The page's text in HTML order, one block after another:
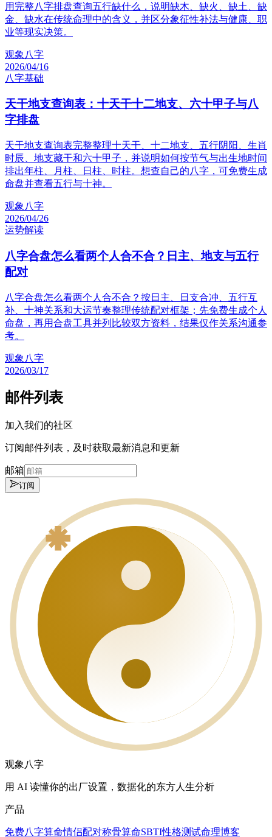
用完整八字排盘查询五行缺什么，说明缺木、缺火、缺土、缺
金、缺水在传统命理中的含义，并区分象征性补法与健康、职
业等现实决策。
观象八字
2026/04/16
八字基础
天干地支查询表：十天干十二地支、六十甲子与八
字排盘
天干地支查询表完整整理十天干、十二地支、五行阴阳、生肖
时辰、地支藏干和六十甲子，并说明如何按节气与出生地时间
排出年柱、月柱、日柱、时柱。想查自己的八字，可免费生成
命盘并查看五行与十神。
观象八字
2026/04/26
运势解读
八字合盘怎么看两个人合不合？日主、地支与五行
配对
八字合盘怎么看两个人合不合？按日主、日支合冲、五行互
补、十神关系和大运节奏整理传统配对框架；先免费生成个人
命盘，再用合盘工具并列比较双方资料，结果仅作关系沟通参
考。
观象八字
2026/03/17
邮件列表
加入我们的社区
订阅邮件列表，及时获取最新消息和更新
邮箱
订阅
观象八字
用 AI 读懂你的出厂设置，数据化的东方人生分析
产品
免费八字算命情侣配对称骨算命SBTI性格测试命理博客